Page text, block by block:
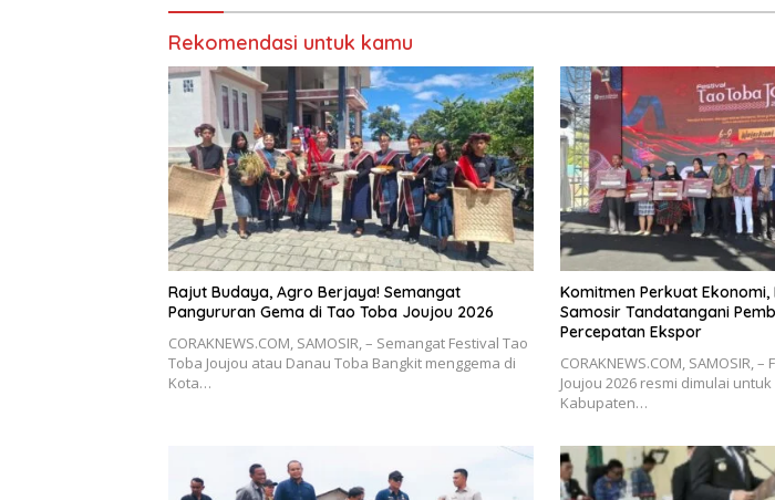
Rekomendasi untuk kamu
Rajut Budaya, Agro Berjaya! Semangat
Pangururan Gema di Tao Toba Joujou 2026
CORAKNEWS.COM, SAMOSIR, – Semangat Festival Tao
Toba Joujou atau Danau Toba Bangkit menggema di
Kota…
Komitmen Perkuat Ekonomi,
Samosir Tandatangani
Percepatan Ekspor
CORAKNEWS.COM, SAMOSIR,
Joujou 2026 resmi dimulai
Kabupaten…